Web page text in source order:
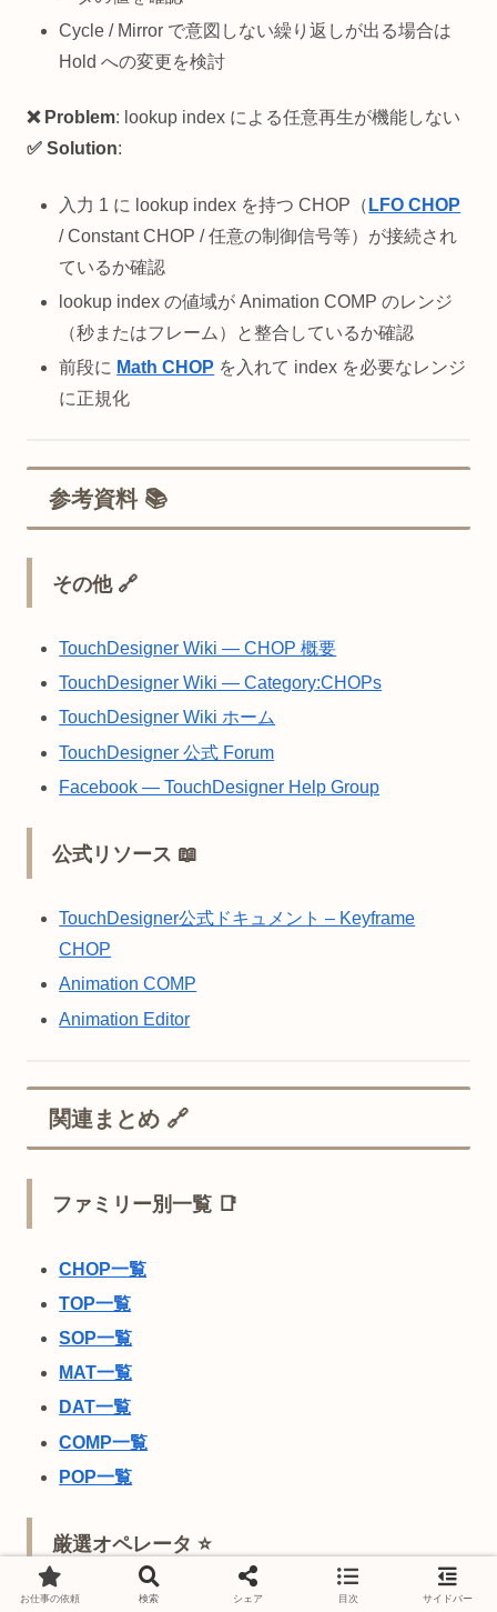
Cycle / Mirror で意図しない繰り返しが出る場合は
Hold への変更を検討
❌ Problem: lookup index による任意再生が機能しない
✅ Solution:
入力 1 に lookup index を持つ CHOP（ LFO CHOP
/ Constant CHOP / 任意の制御信号等）が接続され
ているか確認
lookup index の値域が Animation COMP のレンジ
（秒またはフレーム）と整合しているか確認
前段に Math CHOP を入れて index を必要なレンジ
に正規化
参考資料 📚
その他 🔗
TouchDesigner Wiki — CHOP 概要
TouchDesigner Wiki — Category:CHOPs
TouchDesigner Wiki ホーム
TouchDesigner 公式 Forum
Facebook — TouchDesigner Help Group
公式リソース 📖
TouchDesigner公式ドキュメント – Keyframe
CHOP
Animation COMP
Animation Editor
関連まとめ 🔗
ファミリー別一覧 📑
CHOP一覧
TOP一覧
SOP一覧
MAT一覧
DAT一覧
COMP一覧
POP一覧
厳選オペレータ ⭐
お仕事の依頼 検索 シェア 目次 サイドバー